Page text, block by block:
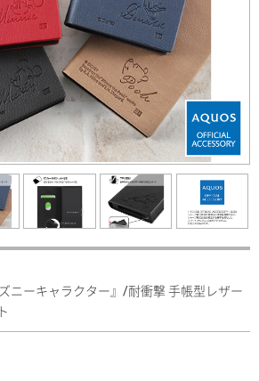
ニーキャラクター』/耐衝撃 手帳型レザー